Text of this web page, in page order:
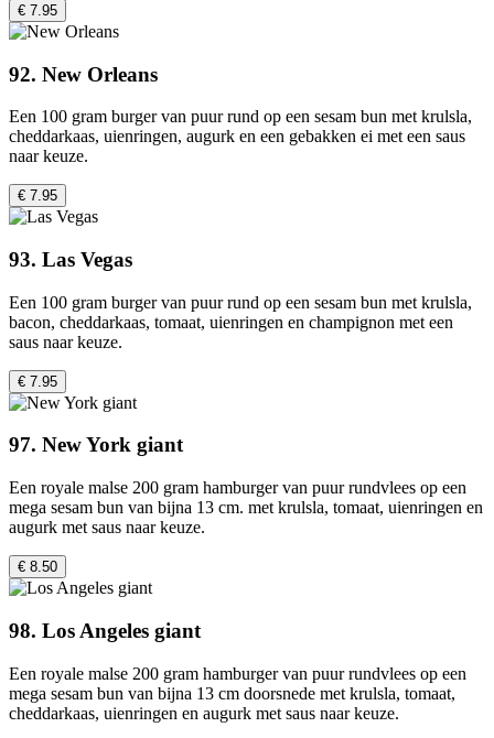
€ 7.95
92. New Orleans
Een 100 gram burger van puur rund op een sesam bun met krulsla,
cheddarkaas, uienringen, augurk en een gebakken ei met een saus
naar keuze.
€ 7.95
93. Las Vegas
Een 100 gram burger van puur rund op een sesam bun met krulsla,
bacon, cheddarkaas, tomaat, uienringen en champignon met een
saus naar keuze.
€ 7.95
97. New York giant
Een royale malse 200 gram hamburger van puur rundvlees op een
mega sesam bun van bijna 13 cm. met krulsla, tomaat, uienringen en
augurk met saus naar keuze.
€ 8.50
98. Los Angeles giant
Een royale malse 200 gram hamburger van puur rundvlees op een
mega sesam bun van bijna 13 cm doorsnede met krulsla, tomaat,
cheddarkaas, uienringen en augurk met saus naar keuze.